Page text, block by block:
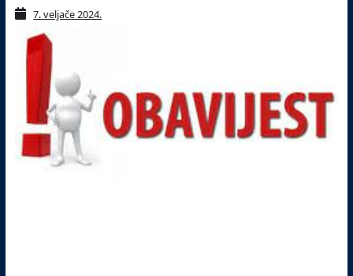
7. veljače 2024.